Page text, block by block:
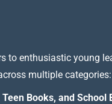
to enthusiastic young
multiple categories:
Books, and School